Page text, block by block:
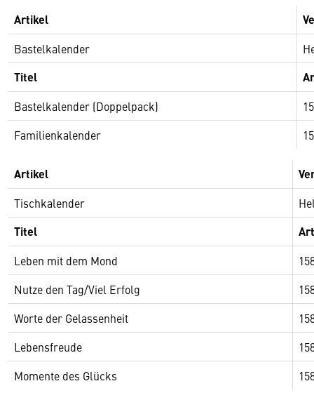
Artikel
Bastelkalender
Titel
Bastelkalender (Doppelpack)
Familienkalender
Artikel
Tischkalender
Titel
Leben mit dem Mond
Nutze den Tag/Viel Erfolg
Worte der Gelassenheit
Lebensfreude
Momente des Glücks